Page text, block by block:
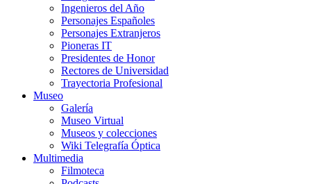
Ingenieros del Año
Personajes Españoles
Personajes Extranjeros
Pioneras IT
Presidentes de Honor
Rectores de Universidad
Trayectoria Profesional
Museo
Galería
Museo Virtual
Museos y colecciones
Wiki Telegrafía Óptica
Multimedia
Filmoteca